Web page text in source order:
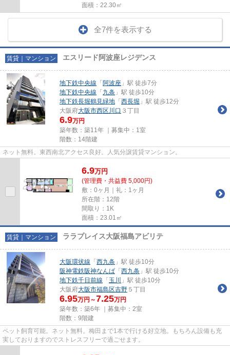
面積：22.30㎡
全7件を表示する
賃貸｜マンション エスリード阿波座レジデンス
地下鉄中央線 「 阿波座 」駅 徒歩7分
地下鉄中央線 「 九条 」駅 徒歩10分
地下鉄長堀鶴見緑地 「 西長堀 」駅 徒歩12分
大阪府大阪市西区 川口 ３丁目
6.9万円
築年数：築11年 ｜募集中： 1室
階数：14階建
ネット無料。東西南北アクセス良好。人気分譲賃貸マンション。
6.9万円
(管理費・共益費 5,000円)
敷：0ヶ月｜礼：1ヶ月
所在階：12階
間取り：1K
面積：23.01㎡
賃貸｜マンション ララプレイス大阪福島アビリテ
大阪環状線 「 西九条 」駅 徒歩10分
阪神電鉄阪神なんば 「 西九条 」駅 徒歩10分
地下鉄千日前線 「 玉川
」駅 徒歩10分
大阪府大阪市福島区吉野 ５丁目
6.95万円～7.25万円
築年数：築6年 ｜募集中： 2室
階数：9階建
ペット飼育可能。ネット無料。梅田まで1本で行ける好立地。もちろん設備も充
実しておりますのでストレスフリーで過ごせます。